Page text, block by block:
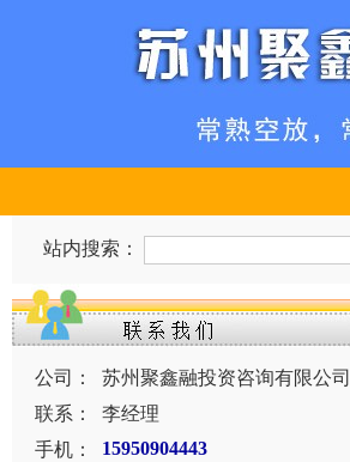
站内搜索：
公司：
苏州聚鑫融投资咨询有限公司
联系：
李经理
手机：
15950904443